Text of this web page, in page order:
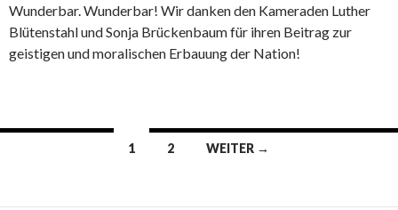
Wunderbar. Wunderbar! Wir danken den Kameraden Luther
Blütenstahl und Sonja Brückenbaum für ihren Beitrag zur
geistigen und moralischen Erbauung der Nation!
1 2 WEITER →